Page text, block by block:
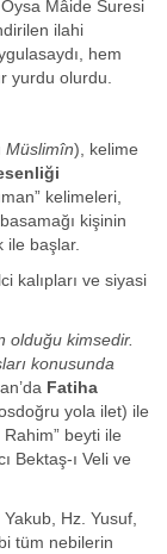
Mâide Suresi
ilahi
hem
yurdu olurdu.
Müslimîn), kelime
kelimeleri,
kişinin
ile başlar.
kalıpları ve siyasi
olduğu kimsedir.
konusunda
Fatiha
yola ilet) ile
Rahim” beyti ile
Bektaş-ı Veli ve
Hz. Yusuf,
tüm nebilerin